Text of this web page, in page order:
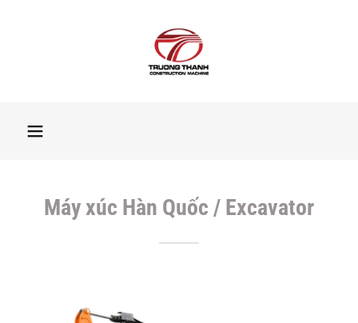
Máy xúc Hàn Quốc / Excavator